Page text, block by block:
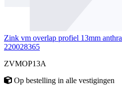
Zink vm overlap profiel 13mm
220028365
ZVMOP13A
Op bestelling in alle vestigingen